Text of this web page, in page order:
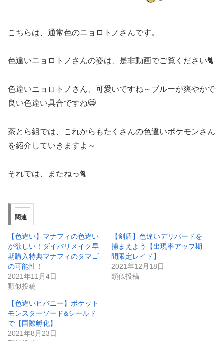
こちらは、通常色のニョロトノさんです。
色違いニョロトノさんの姿は、是非動画でご覧ください🐈️
色違いニョロトノさん、可愛いですね～ブルーが爽やかで
良い色違い具合ですね😸
茶とら組では、これからもたくさんの色違いポケモンさん
を紹介していきますよ～
それでは、またねっ🐈️
関連
【色違い】マナフィの色違い
が欲しい！ダイパリメイク早
期購入特典マナフィのタマゴ
の可能性！
2021年11月4日
類似投稿
【剣盾】色違いデリバードを
捕まえよう【出現率アップ期
間限定レイド】
2021年12月18日
類似投稿
【色違いヒバニー】ポケット
モンスターソード&シールド
で【国際孵化】
2021年8月23日